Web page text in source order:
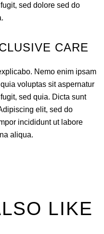
sed dolore sed do
CARE
Nemo enim ipsam
voluptas sit aspernatur
sed quia. Dicta sunt
elit, sed do
incididunt ut labore
aliqua.
LIKE